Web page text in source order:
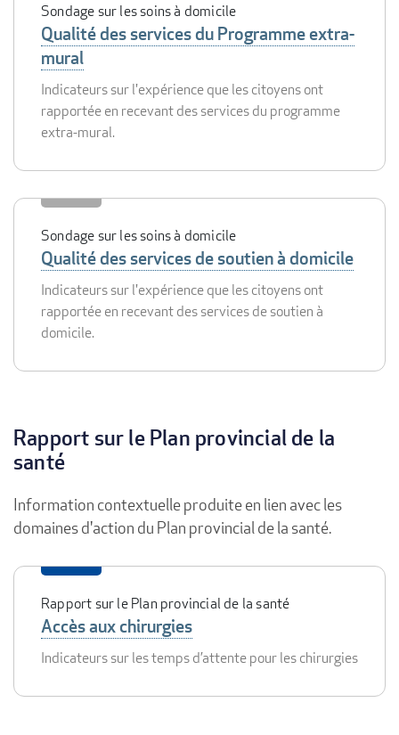
Sondage sur les soins à domicile
Qualité des services du Programme extra-
mural
Indicateurs sur l'expérience que les citoyens ont
rapportée en recevant des services du programme
extra-mural.
Sondage sur les soins à domicile
Qualité des services de soutien à domicile
Indicateurs sur l'expérience que les citoyens ont
rapportée en recevant des services de soutien à
domicile.
Rapport sur le Plan provincial de la
santé
Information contextuelle produite en lien avec les
domaines d'action du Plan provincial de la santé.
Rapport sur le Plan provincial de la santé
Accès aux chirurgies
Indicateurs sur les temps d’attente pour les chirurgies